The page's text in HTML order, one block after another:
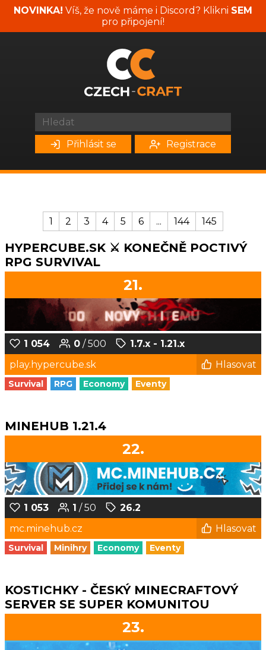
NOVINKA! Víš, že nově máme i Discord? Klikni SEM
pro připojení!
Přihlásit se Registrace
1 2 3 4 5 6 ... 144 145
HYPERCUBE.SK ⚔️ KONEČNĚ POCTIVÝ
RPG SURVIVAL
21.
1 054 0 / 500
1.7.x - 1.21.x
play.hypercube.sk
Hlasovat
Survival RPG Economy Eventy
MINEHUB 1.21.4
22.
1 053 1 / 50
26.2
mc.minehub.cz
Hlasovat
Survival Minihry Economy Eventy
KOSTICHKY - ČESKÝ MINECRAFTOVÝ
SERVER SE SUPER KOMUNITOU
23.